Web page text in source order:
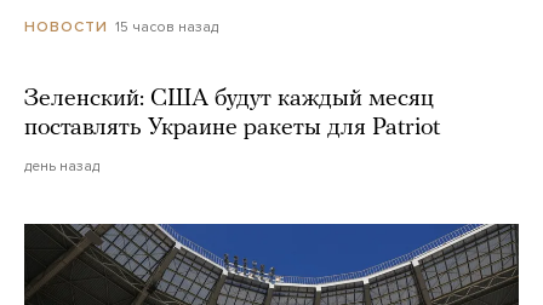
НОВОСТИ 15 часов назад
Зеленский: США будут каждый месяц
поставлять Украине ракеты для Patriot
день назад